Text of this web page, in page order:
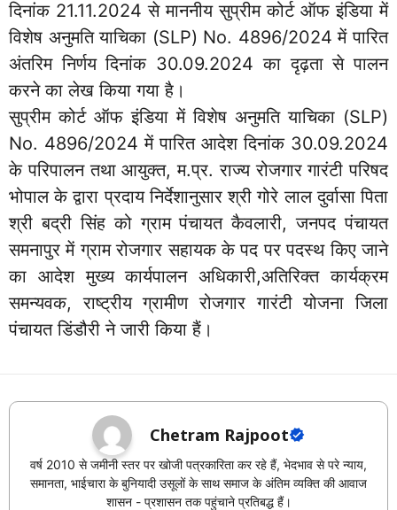
दिनांक 21.11.2024 से माननीय सुप्रीम कोर्ट ऑफ इंडिया में
विशेष अनुमति याचिका (SLP) No. 4896/2024 में पारित
अंतरिम निर्णय दिनांक 30.09.2024 का दृढ़ता से पालन
करने का लेख किया गया है।
सुप्रीम कोर्ट ऑफ इंडिया में विशेष अनुमति याचिका (SLP)
No. 4896/2024 में पारित आदेश दिनांक 30.09.2024
के परिपालन तथा आयुक्त, म.प्र. राज्य रोजगार गारंटी परिषद
भोपाल के द्वारा प्रदाय निर्देशानुसार श्री गोरे लाल दुर्वासा पिता
श्री बद्री सिंह को ग्राम पंचायत कैवलारी, जनपद पंचायत
समनापुर में ग्राम रोजगार सहायक के पद पर पदस्थ किए जाने
का आदेश मुख्य कार्यपालन अधिकारी,अतिरिक्त कार्यक्रम
समन्यवक, राष्ट्रीय ग्रामीण रोजगार गारंटी योजना जिला
पंचायत डिंडौरी ने जारी किया हैं।
Chetram Rajpoot
वर्ष 2010 से जमीनी स्तर पर खोजी पत्रकारिता कर रहे हैं, भेदभाव से परे न्याय,
समानता, भाईचारा के बुनियादी उसूलों के साथ समाज के अंतिम व्यक्ति की आवाज
शासन - प्रशासन तक पहुंचाने प्रतिबद्ध हैं।